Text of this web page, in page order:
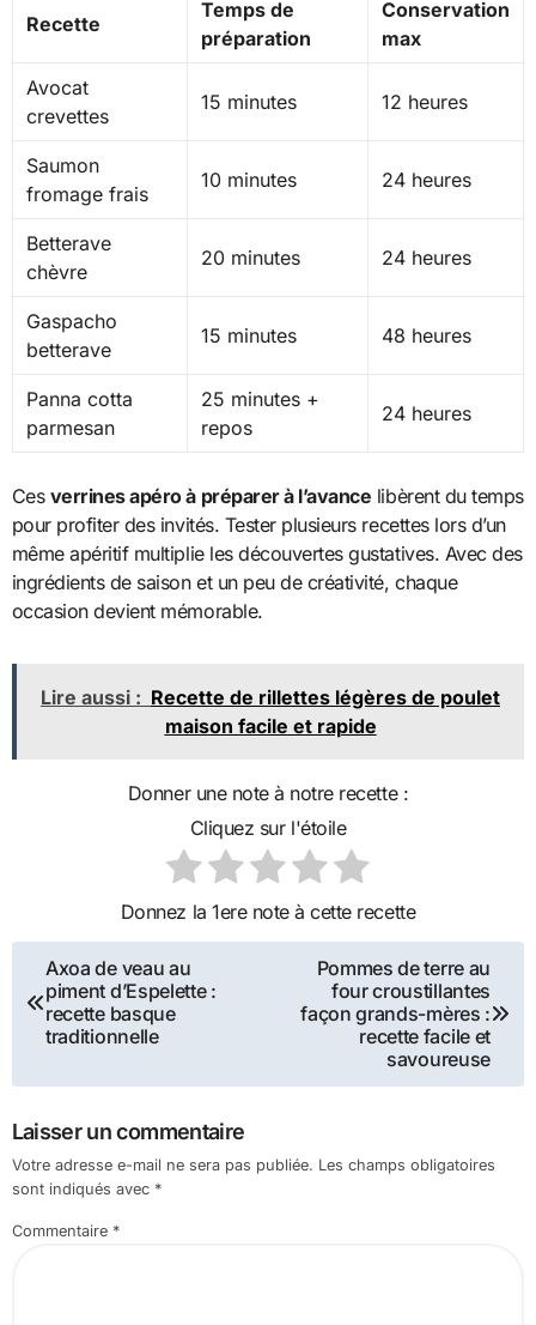
Recette
Temps de
préparation
Conservation
max
Avocat
crevettes
15 minutes 12 heures
Saumon
fromage frais
10 minutes 24 heures
Betterave
chèvre
20 minutes 24 heures
Gaspacho
betterave
15 minutes 48 heures
Panna cotta
parmesan
25 minutes +
repos
24 heures
Ces verrines apéro à préparer à l’avance libèrent du temps
pour profiter des invités. Tester plusieurs recettes lors d’un
même apéritif multiplie les découvertes gustatives. Avec des
ingrédients de saison et un peu de créativité, chaque
occasion devient mémorable.
Lire aussi : Recette de rillettes légères de poulet
maison facile et rapide
Donner une note à notre recette :
Cliquez sur l'étoile
Donnez la 1ere note à cette recette
Navigation
de
l’article
Axoa de veau au
piment d’Espelette :
recette basque
traditionnelle
Pommes de terre au
four croustillantes
façon grands-mères :
recette facile et
savoureuse
Laisser un commentaire
Votre adresse e-mail ne sera pas publiée. Les champs obligatoires
sont indiqués avec *
Commentaire *